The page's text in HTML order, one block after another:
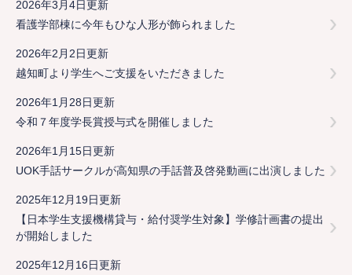
2026年3月4日更新
看護学部棟に今年もひな人形が飾られました
2026年2月2日更新
越知町より学生へご支援をいただきました
2026年1月28日更新
令和７年度学長賞授与式を開催しました
2026年1月15日更新
UOK手話サークルが高知県の手話普及啓発動画に出演しました
2025年12月19日更新
【日本学生支援機構貸与・給付奨学生対象】学修計画書の提出
が開始しました
2025年12月16日更新